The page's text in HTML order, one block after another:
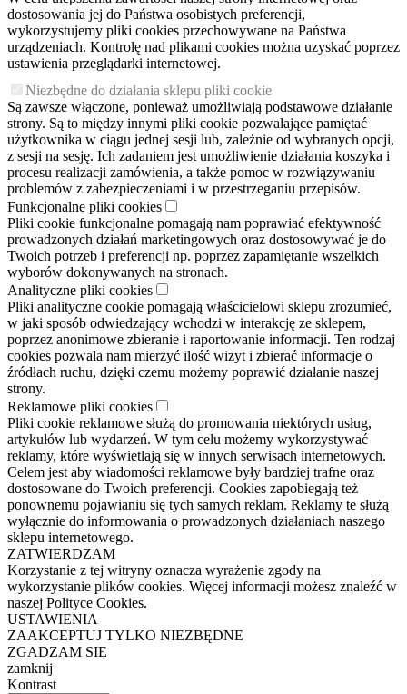
dostosowania jej do Państwa osobistych preferencji,
wykorzystujemy pliki cookies przechowywane na Państwa
urządzeniach. Kontrolę nad plikami cookies można uzyskać poprzez
ustawienia przeglądarki internetowej.
Niezbędne do działania sklepu pliki cookie
Są zawsze włączone, ponieważ umożliwiają podstawowe działanie
strony. Są to między innymi pliki cookie pozwalające pamiętać
użytkownika w ciągu jednej sesji lub, zależnie od wybranych opcji,
z sesji na sesję. Ich zadaniem jest umożliwienie działania koszyka i
procesu realizacji zamówienia, a także pomoc w rozwiązywaniu
problemów z zabezpieczeniami i w przestrzeganiu przepisów.
Funkcjonalne pliki cookies
Pliki cookie funkcjonalne pomagają nam poprawiać efektywność
prowadzonych działań marketingowych oraz dostosowywać je do
Twoich potrzeb i preferencji np. poprzez zapamiętanie wszelkich
wyborów dokonywanych na stronach.
Analityczne pliki cookies
Pliki analityczne cookie pomagają właścicielowi sklepu zrozumieć,
w jaki sposób odwiedzający wchodzi w interakcję ze sklepem,
poprzez anonimowe zbieranie i raportowanie informacji. Ten rodzaj
cookies pozwala nam mierzyć ilość wizyt i zbierać informacje o
źródłach ruchu, dzięki czemu możemy poprawić działanie naszej
strony.
Reklamowe pliki cookies
Pliki cookie reklamowe służą do promowania niektórych usług,
artykułów lub wydarzeń. W tym celu możemy wykorzystywać
reklamy, które wyświetlają się w innych serwisach internetowych.
Celem jest aby wiadomości reklamowe były bardziej trafne oraz
dostosowane do Twoich preferencji. Cookies zapobiegają też
ponownemu pojawianiu się tych samych reklam. Reklamy te służą
wyłącznie do informowania o prowadzonych działaniach naszego
sklepu internetowego.
ZATWIERDZAM
Korzystanie z tej witryny oznacza wyrażenie zgody na
wykorzystanie plików cookies. Więcej informacji możesz znaleźć w
naszej Polityce Cookies.
USTAWIENIA
ZAAKCEPTUJ TYLKO NIEZBĘDNE
ZGADZAM SIĘ
zamknij
Kontrast